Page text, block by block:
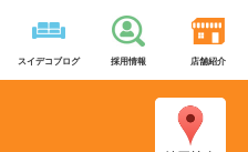
スイデコブログ 採用情報 店舗紹介